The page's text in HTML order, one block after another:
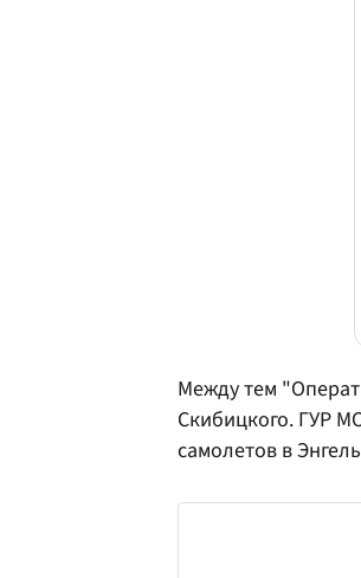
Между тем
Скибицкого. ГУР
самолетов в